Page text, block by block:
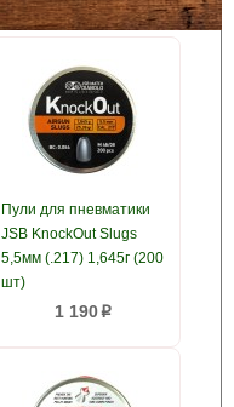
Пули для пневматики
JSB KnockOut Slugs
5,5мм (.217) 1,645г (200
шт)
1 190p